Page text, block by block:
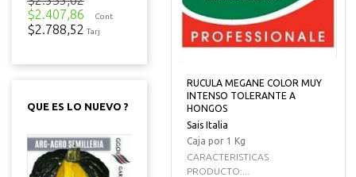
$2.407,86
Cont
$2.788,52 Tarj
QUE ES LO NUEVO ?
RUCULA MEGANE COLOR MUY
INTENSO TOLERANTE A
HONGOS
Sais Italia
Caja por 1 Kg
CARACTERISTICAS
PRODUCTO:...